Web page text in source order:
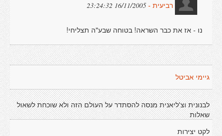
רביעית - 16/11/2005 23:24:32
נו - אז את כבר השראה! בטוחה שבע"ה תצליחי!
גיימי אביטל
לבנונית וצ'ליאנית מנסה להסתדר על העולם הזה ולא שוכחת לשאול
שאלות
לקט יצירות